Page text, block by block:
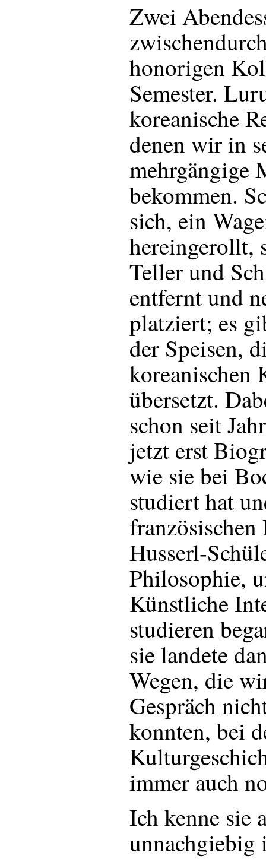
Zwei
honorigen
Semester.
koreanische
denen wir in
mehrgängige
bekommen.
sich, ein
hereingerollt,
Teller und
entfernt und
platziert; es
der Speisen,
koreanischen
übersetzt.
schon seit
jetzt erst
wie sie bei
studiert hat
französischen
Husserl-
Philosophie,
Künstliche
studieren
sie landete
Wegen, die
Gespräch
konnten, bei
immer auch
Ich kenne sie
unnachgiebig